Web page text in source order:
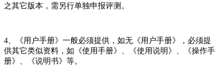
之其它版本，需另行单独申报评测。
4、《用户手册》一般必须提供，如无《用户手册》，必须提
供其它类似资料，如《使用手册》、《使用说明》、《操作手
册》、《说明书》等。